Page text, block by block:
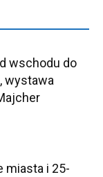
wschodu do
wystawa
miasta i 25-